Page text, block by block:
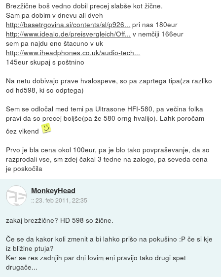
Brezžične boš vedno dobil precej slabše kot žične.
Sam pa dobim v dnevu ali dveh
http://basetrgovina.si/contents/sl/p926... pri nas 180eur
http://www.idealo.de/preisvergleich/Off... v nemčiji 166eur
sem pa najdu eno štacuno v uk
http://www.iheadphones.co.uk/audio-tech...
145eur skupaj s poštnino
Na netu dobivajo prave hvalospeve, so pa zaprtega tipa(za razliko
od hd598, ki so odptega)
Sem se odločal med temi pa Ultrasone HFI-580, pa večina folka
pravi da so precej boljše(pa že 580 orng hvalijo). Lahk poročam
čez vikend
Prvo je bla cena okol 100eur, pa je blo tako povpraševanje, da so
razprodali vse, sm zdej čakal 3 tedne na zalogo, pa seveda cena
je poskočila
MonkeyHead
::23. feb 2011, 22:35
zakaj brezžične? HD 598 so žične.
Če se da kakor koli zmenit a bi lahko prišo na pokušino :P če si kje
iz bližine ptuja?
Ker se res zadnjih par dni lovim eni pravijo tako drugi spet
drugače...